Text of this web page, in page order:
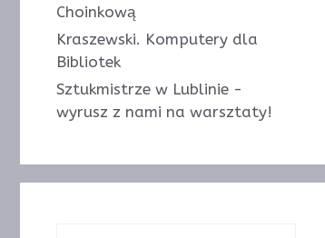
Choinkową
Kraszewski. Komputery dla
Bibliotek
Sztukmistrze w Lublinie -
wyrusz z nami na warsztaty!